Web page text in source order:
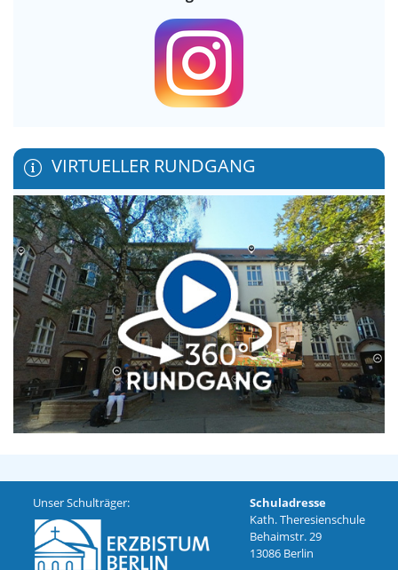
VIRTUELLER RUNDGANG
Unser Schulträger:
Schuladresse
Kath. Theresienschule
Behaimstr. 29
13086 Berlin